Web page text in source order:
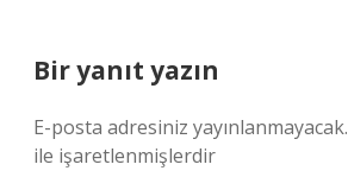
Bir yanıt yazın
E-posta adresiniz yayınlanmayacak.
ile işaretlenmişlerdir